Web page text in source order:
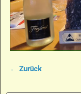
← Zurück